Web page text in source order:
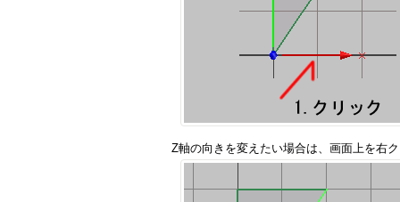
Z軸の向きを変えたい場合は、画面上を右